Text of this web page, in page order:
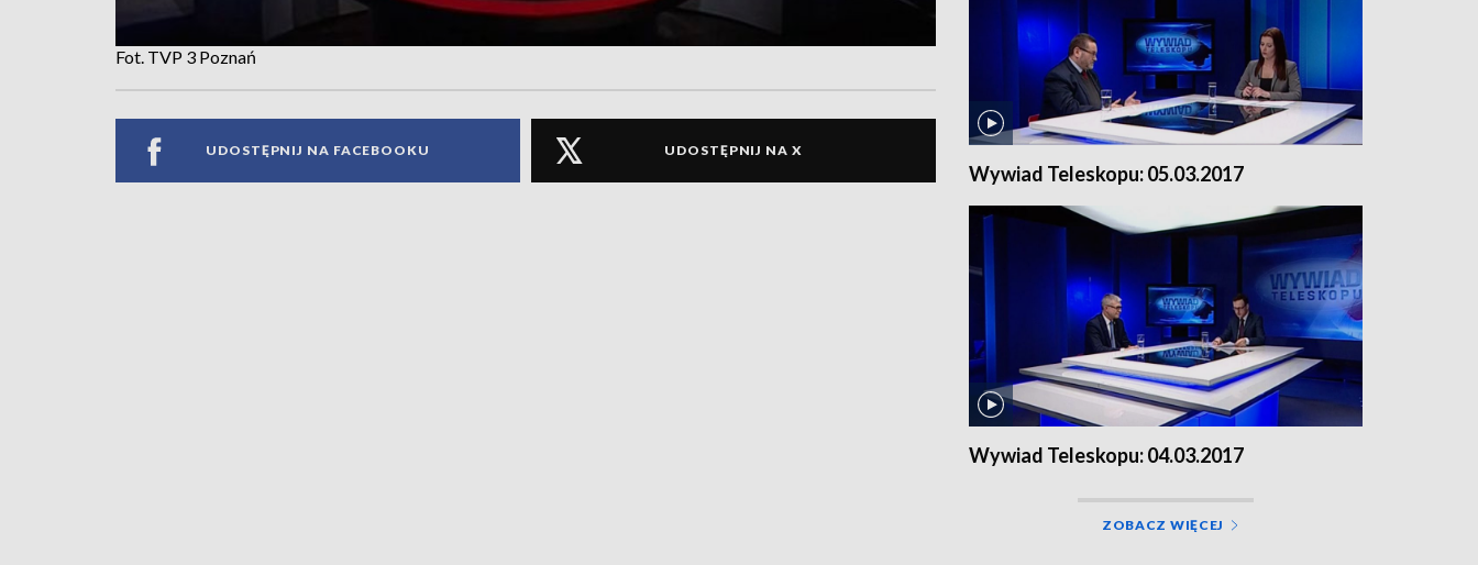
Fot. TVP 3 Poznań
UDOSTĘPNIJ NA FACEBOOKU UDOSTĘPNIJ NA X
Wywiad Teleskopu: 05.03.2017
Wywiad Teleskopu: 04.03.2017
ZOBACZ WIĘCEJ